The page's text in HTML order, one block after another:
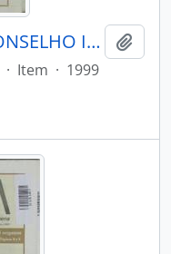
PORANTIM - BRASÍLIA CONSELHO INDIGENISTA MISSIONÁRIO - 1999 - Nº214
· Item · 1999